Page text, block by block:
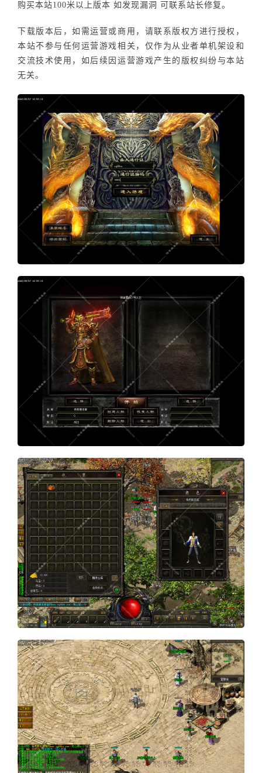
购买本站100米以上版本 如发现漏洞 可联系站长修复。
下载版本后，如需运营或商用，请联系版权方进行授权，
本站不参与任何运营游戏相关，仅作为从业者单机架设和
交流技术使用，如后续因运营游戏产生的版权纠纷与本站
无关。